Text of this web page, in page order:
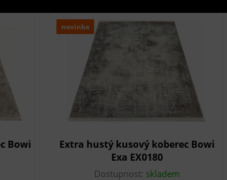
Bowi
novinka
Extra hustý kusový koberec Bowi
Exa EX0180
Dostupnost: skladem